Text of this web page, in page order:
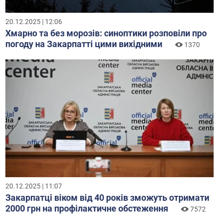
20.12.2025 | 12:06
Хмарно та без морозів: синоптики розповіли про
погоду на Закарпатті цими вихідними
1370
20.12.2025 | 11:07
Закарпатці віком від 40 років зможуть отримати
2000 грн на профілактичне обстеження
7572